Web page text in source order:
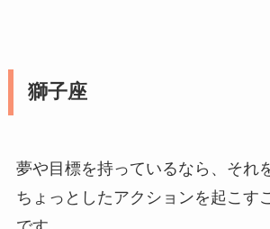
獅子座
夢や目標を持っているなら、それ
ちょっとしたアクションを起こす